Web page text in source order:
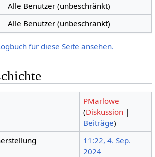
Alle Benutzer (unbeschränkt)
Alle Benutzer (unbeschränkt)
für diese Seite ansehen.
PMarlowe
(Diskussion |
Beiträge)
11:22, 4. Sep.
2024